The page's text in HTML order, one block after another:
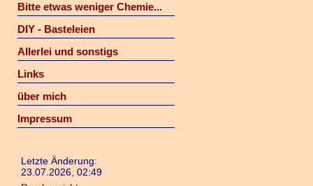
Bitte etwas weniger Chemie...
DIY - Basteleien
Allerlei und sonstigs
Links
über mich
Impressum
Letzte Änderung:
23.07.2026, 02:49